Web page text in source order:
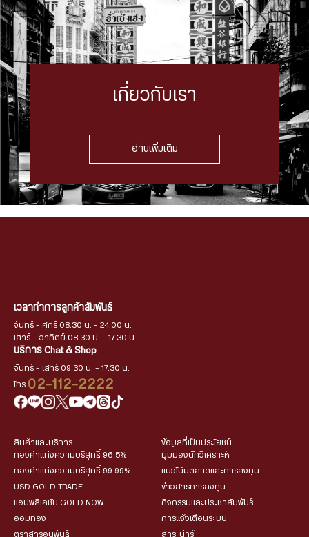
เกี่ยวกับเรา
อ่านเพิ่มเติม
เวลาทำการลูกค้าสัมพันธ์
จันทร์ - ศุกร์ 08.30 น. - 24.00 น.
เสาร์ - อาทิตย์ 08.30 น. - 17.30 น.
บริการ Chat & Shop
จันทร์ - เสาร์ 09.30 น. - 17.30 น.
โทร. 02-112-2222
สินค้าและบริการ
ทองคำแท่งความบริสุทธิ์ 96.5%
ทองคำแท่งความบริสุทธิ์ 99.99%
USD GOLD TRADE
แอปพลิเคชัน GOLD NOW
ออมทอง
ตราสารอนุพันธ์
ข้อมูลที่เป็นประโยชน์
มุมมองนักวิเคราะห์
แนวโน้มตลาดและการลงทุน
ข่าวสารการลงทุน
กิจกรรมและประชาสัมพันธ์
การแจ้งเตือนระบบ
สาระน่ารู้